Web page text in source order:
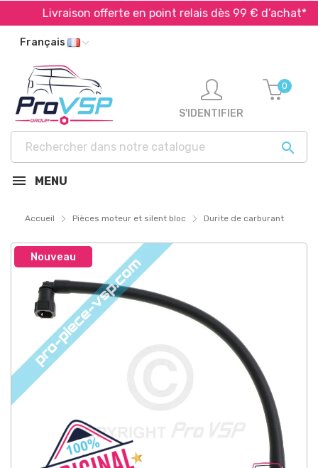
Livraison offerte en point relais dès 99 € d’achat*
Français

S'IDENTIFIER
0
MENU
Accueil Pièces moteur et silent bloc Durite de carburant
Nouveau